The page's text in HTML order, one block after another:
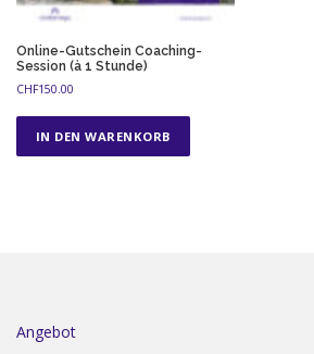
Online-Gutschein Coaching-
Session (à 1 Stunde)
CHF150.00
IN DEN WARENKORB
Angebot